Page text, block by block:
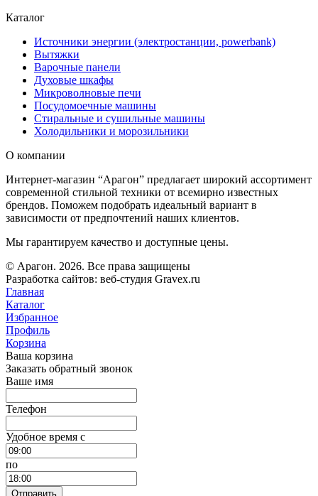
Каталог
Источники энергии (электростанции, powerbank)
Вытяжки
Варочные панели
Духовые шкафы
Микроволновые печи
Посудомоечные машины
Стиральные и сушильные машины
Холодильники и морозильники
О компании
Интернет-магазин “Арагон” предлагает широкий ассортимент
современной стильной техники от всемирно известных
брендов. Поможем подобрать идеальный вариант в
зависимости от предпочтений наших клиентов.
Мы гарантируем качество и доступные цены.
© Арагон. 2026. Все права защищены
Разработка сайтов: веб-студия Gravex.ru
Главная
Каталог
Избранное
Профиль
Корзина
Ваша корзина
Заказать обратный звонок
Ваше имя
Телефон
Удобное время c
по
Отправить